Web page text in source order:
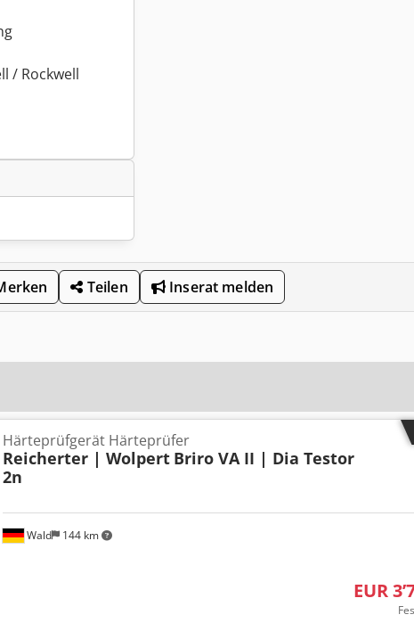
/ Rockwell
Teilen Inserat melden
Wald 144 km
Härteprüfgerät Härteprüfer
Reicherter | Wolpert Briro VA II | Dia Testor
2n
EUR